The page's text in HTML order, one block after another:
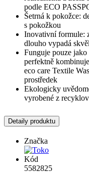
podle ECO
Šetrná k pokožce:
s pokožkou
Inovativní formule:
dlouho vypadá
Funguje pouze jako
perfektně
eco care Textile
prostředek
Ekologicky
vyrobené z
Detaily produktu
Značka
Kód
5582825